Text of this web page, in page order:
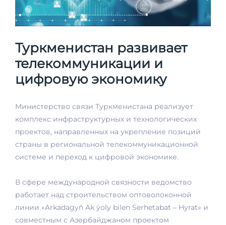
Туркменистан развивает
телекоммуникации и
цифровую экономику
Министерство связи Туркменистана реализует
комплекс инфраструктурных и технологических
проектов, направленных на укрепление позиций
страны в региональной телекоммуникационной
системе и переход к цифровой экономике.
В сфере международной связности ведомство
работает над строительством оптоволоконной
линии «Arkadagyň Ak ýoly bilen Serhetabat – Hyrat» и
совместным с Азербайджаном проектом